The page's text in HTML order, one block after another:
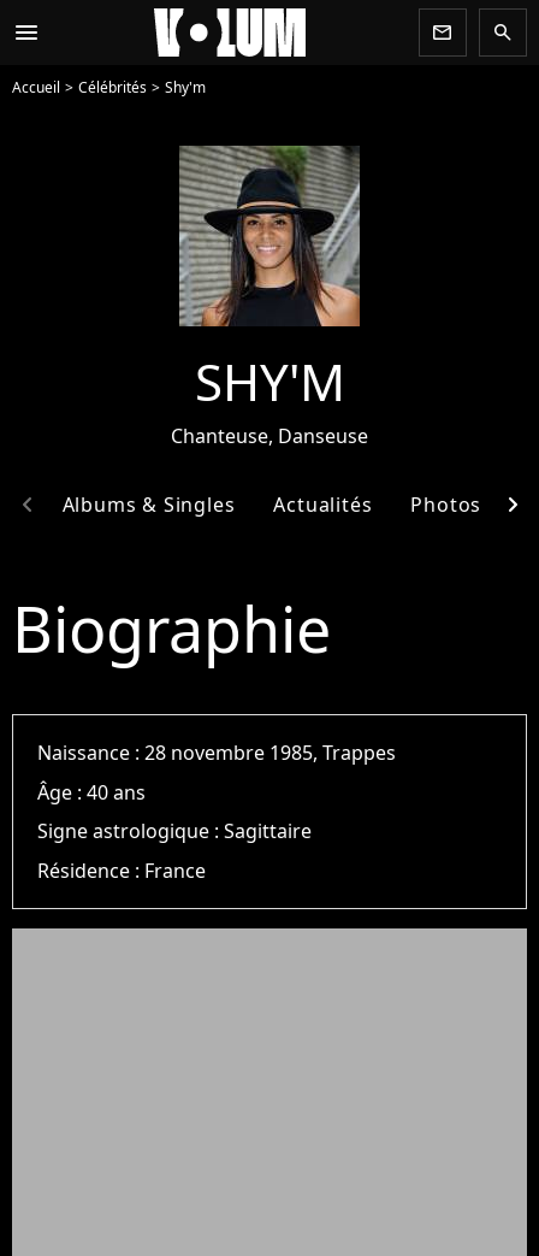
menu newsletter search
Accueil Célébrités Shy'm
SHY'M
Chanteuse, Danseuse
Albums & Singles Actualités Photos
chevron_left chevron_right
Biographie
Naissance :28 novembre 1985, Trappes
Âge :40 ans
Signe astrologique :Sagittaire
Résidence : France